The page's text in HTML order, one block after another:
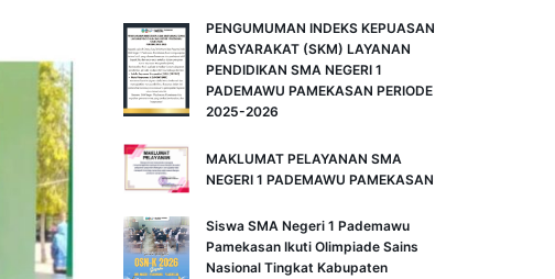
PENGUMUMAN INDEKS KEPUASAN
MASYARAKAT (SKM) LAYANAN
PENDIDIKAN SMA NEGERI 1
PADEMAWU PAMEKASAN PERIODE
2025-2026
MAKLUMAT PELAYANAN SMA
NEGERI 1 PADEMAWU PAMEKASAN
Siswa SMA Negeri 1 Pademawu
Pamekasan Ikuti Olimpiade Sains
Nasional Tingkat Kabupaten